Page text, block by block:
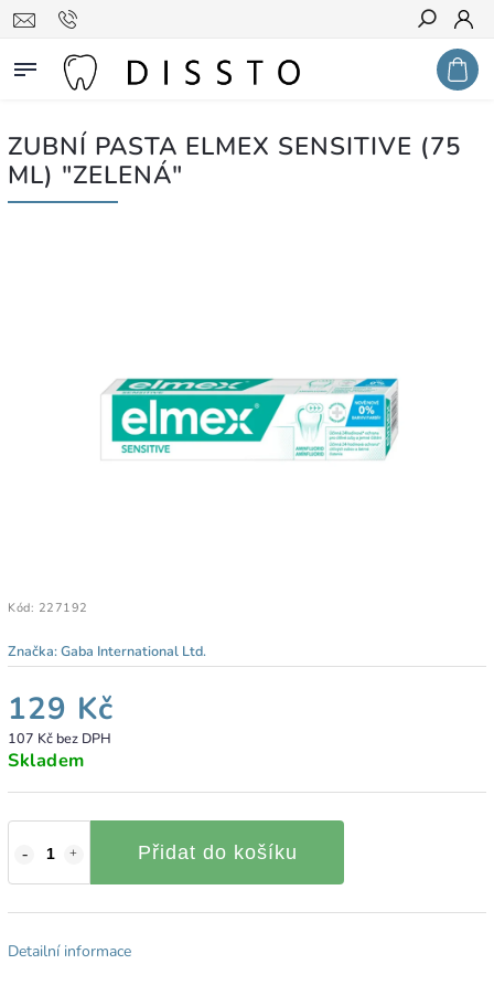
Hledat
ZUBNÍ PASTA ELMEX SENSITIVE (75
ML) "ZELENÁ"
Kód: 227192
Značka:Gaba International Ltd.
129 Kč
107 Kč bez DPH
Skladem
Přidat do košíku
Detailní informace